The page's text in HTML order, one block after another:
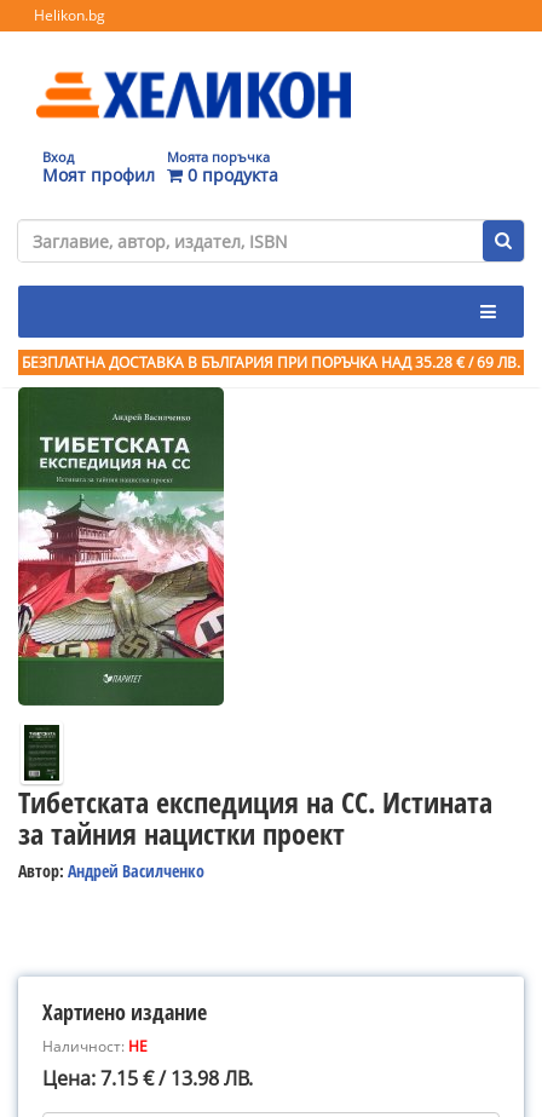
Helikon.bg
Вход
Моят профил
Моята поръчка
0 продукта
БЕЗПЛАТНА ДОСТАВКА В БЪЛГАРИЯ ПРИ ПОРЪЧКА НАД 35.28 € / 69 ЛВ.
Тибетската експедиция на СС. Истината
за тайния нацистки проект
Автор: Андрей Василченко
Хартиено издание
Наличност: НЕ
Цена: 7.15 € / 13.98 ЛВ.